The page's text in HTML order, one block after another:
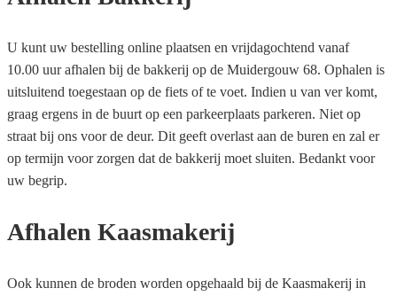
U kunt uw bestelling online plaatsen en vrijdagochtend vanaf
10.00 uur afhalen bij de bakkerij op de Muidergouw 68. Ophalen is
uitsluitend toegestaan op de fiets of te voet. Indien u van ver komt,
graag ergens in de buurt op een parkeerplaats parkeren. Niet op
straat bij ons voor de deur. Dit geeft overlast aan de buren en zal er
op termijn voor zorgen dat de bakkerij moet sluiten. Bedankt voor
uw begrip.
Afhalen Kaasmakerij
Ook kunnen de broden worden opgehaald bij de Kaasmakerij in